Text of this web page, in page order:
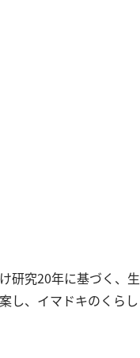
研究20年に基づく、生
し、イマドキのくらし